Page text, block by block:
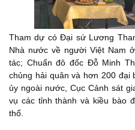
Tham dự có Đại sứ Lương
Nhà nước về người Việt Nam
tác; Chuẩn đô đốc Đỗ Minh
chủng hải quân và hơn 200 đại
ủy ngoài nước, Cục Cảnh sát
vụ các tỉnh thành và kiều bào
thổ.